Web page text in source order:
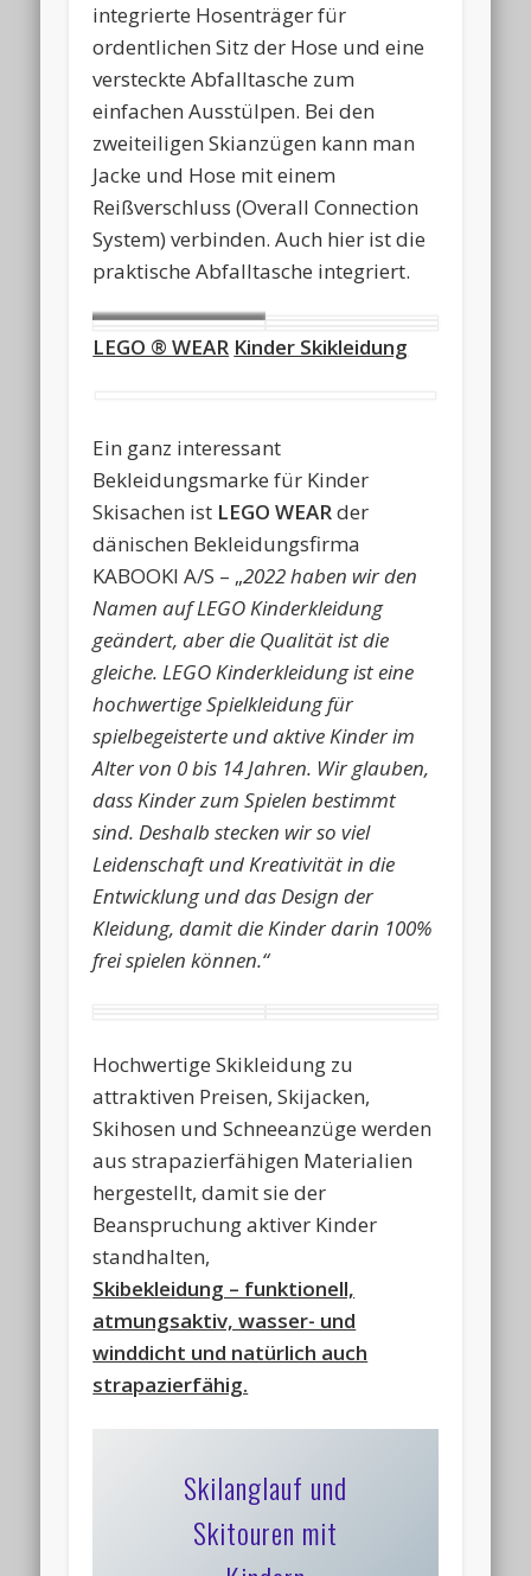
integrierte Hosenträger für
ordentlichen Sitz der Hose und eine
versteckte Abfalltasche zum
einfachen Ausstülpen. Bei den
zweiteiligen Skianzügen kann man
Jacke und Hose mit einem
Reißverschluss (Overall Connection
System) verbinden. Auch hier ist die
praktische Abfalltasche integriert.
NAMUK
LEGO ® WEAR Kinder Skikleidung
Ein ganz interessant
Bekleidungsmarke für Kinder
Skisachen ist LEGO WEARder
dänischen Bekleidungsfirma
KABOOKI A/S – „2022 haben wir den
Namen auf LEGO Kinderkleidung
geändert, aber die Qualität ist die
gleiche. LEGO Kinderkleidung ist eine
hochwertige Spielkleidung für
spielbegeisterte und aktive Kinder im
Alter von 0 bis 14 Jahren. Wir glauben,
dass Kinder zum Spielen bestimmt
sind. Deshalb stecken wir so viel
Leidenschaft und Kreativität in die
Entwicklung und das Design der
Kleidung, damit die Kinder darin 100%
frei spielen können.“
Hochwertige Skikleidung zu
attraktiven Preisen, Skijacken,
Skihosen und Schneeanzüge werden
aus strapazierfähigen Materialien
hergestellt, damit sie der
Beanspruchung aktiver Kinder
standhalten,
Skibekleidung – funktionell,
atmungsaktiv, wasser- und
winddicht und natürlich auch
strapazierfähig.
Skilanglauf und
Skitouren mit